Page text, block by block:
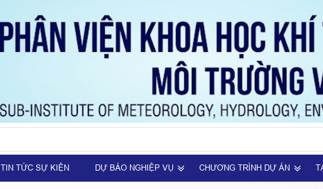
TIN TỨC SỰ KIỆN DỰ BÁO NGHIỆP VỤ CHƯƠNG TRÌNH DỰ ÁN